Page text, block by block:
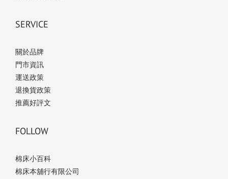
SERVICE
關於品牌
門市資訊
運送政策
退換貨政策
推薦好評文
FOLLOW
棉床小百科
棉床本舖行有限公司